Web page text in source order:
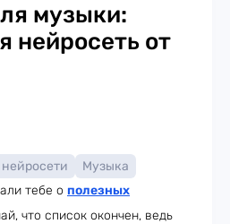
музыки:
нейросеть от
нейросети
Музыка
тебе о полезных
что список окончен, ведь